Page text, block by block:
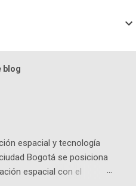
blog
espacial y tecnología
Bogotá se posiciona
espacial con el